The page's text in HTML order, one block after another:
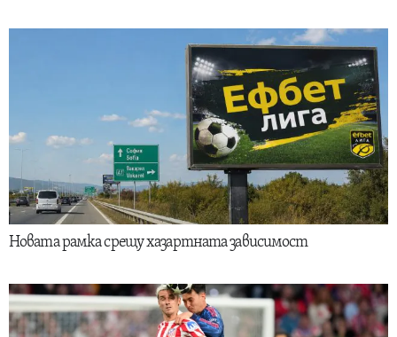
Новата рамка срещу хазартната зависимост